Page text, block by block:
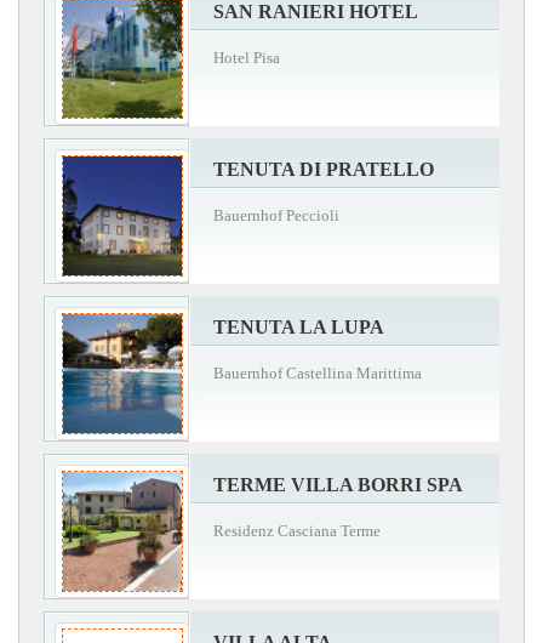
SAN RANIERI HOTEL
Hotel Pisa
TENUTA DI PRATELLO
Bauernhof Peccioli
TENUTA LA LUPA
Bauernhof Castellina Marittima
TERME VILLA BORRI SPA
Residenz Casciana Terme